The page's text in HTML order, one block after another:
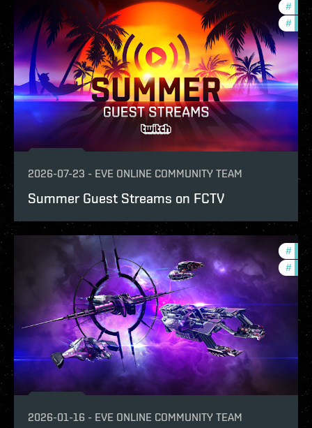
#
#
2026-07-23 - EVE ONLINE COMMUNITY TEAM
Summer Guest Streams on FCTV
#
#
2026-01-16 - EVE ONLINE COMMUNITY TEAM